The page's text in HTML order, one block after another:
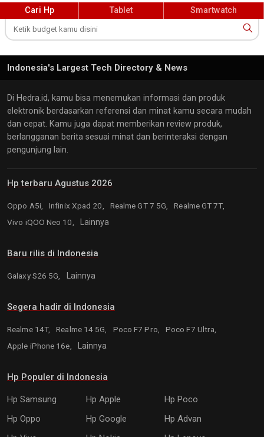
mendukung komunitas penggunanya di Indonesia, sehingga
berhasil membangun loyalitas merek yang kuat.
terus mengembangkan produk-produk baru yang
Merek ini juga semakin agresif dalam ekspansi globalnya,
dengan tujuan untuk menjadi pemimpin di pasar smartphone
internasional, termasuk di Indonesia.
Realme berencana untuk terus memperluas portofolionya
Things). Dengan strategi yang fokus pada kebutuhan pasar anak
muda dan harga yang kompetitif, Realme optimis dapat
mempertahankan pertumbuhannya yang pesat dan terus
Cari Hp Tablet Smartwatch
Indonesia's Largest Tech Directory & News
Di Hedra.id, kamu bisa menemukan informasi dan produk
elektronik berdasarkan referensi dan minat kamu secara mudah
dan cepat. Kamu juga dapat memberikan review produk,
berlangganan berita sesuai minat dan berinteraksi dengan
pengunjung lain.
Hp terbaru Agustus 2026
Oppo A5i, Infinix Xpad 20, Realme GT 7 5G,
Realme GT 7T,
Vivo iQOO Neo 10,
Lainnya
Baru rilis di Indonesia
Galaxy S26 5G, Lainnya
Segera hadir di Indonesia
Realme 14T, Realme 14 5G, Poco F7 Pro,
Poco F7 Ultra,
Apple iPhone 16e,
Lainnya
Hp Populer di Indonesia
Hp Samsung Hp Apple
Hp Poco
Hp Oppo
Hp Google
Hp Advan